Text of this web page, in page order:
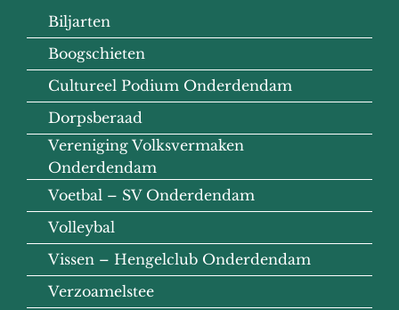
Biljarten
Boogschieten
Cultureel Podium Onderdendam
Dorpsberaad
Vereniging Volksvermaken
Onderdendam
Voetbal – SV Onderdendam
Volleybal
Vissen – Hengelclub Onderdendam
Verzoamelstee